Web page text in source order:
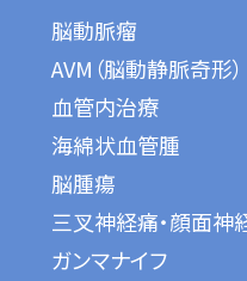
脳動脈瘤
AVM（脳動静脈奇形）
血管内治療
海綿状血管腫
脳腫瘍
三叉神経痛・顔面神
ガンマナイフ